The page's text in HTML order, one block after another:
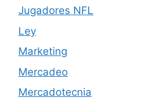
Jugadores NFL
Ley
Marketing
Mercadeo
Mercadotecnia